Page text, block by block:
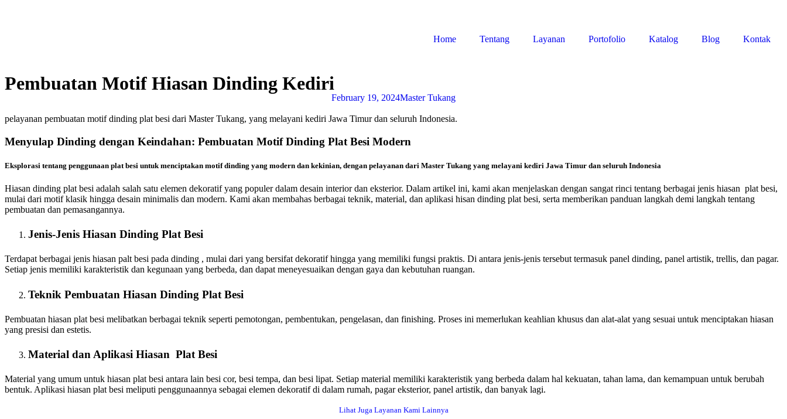
Home Tentang Layanan Portofolio Katalog Blog Kontak
Pembuatan Motif Hiasan Dinding Kediri
February 19, 2024Master Tukang
pelayanan pembuatan motif dinding plat besi dari Master Tukang, yang melayani kediri Jawa Timur dan seluruh Indonesia.
Menyulap Dinding dengan Keindahan: Pembuatan Motif Dinding Plat Besi Modern
Eksplorasi tentang penggunaan plat besi untuk menciptakan motif dinding yang modern dan kekinian, dengan pelayanan dari Master Tukang yang melayani kediri Jawa Timur dan seluruh Indonesia
Hiasan dinding plat besi adalah salah satu elemen dekoratif yang populer dalam desain interior dan eksterior. Dalam artikel ini, kami akan menjelaskan dengan sangat rinci tentang berbagai jenis hiasan plat besi,
mulai dari motif klasik hingga desain minimalis dan modern. Kami akan membahas berbagai teknik, material, dan aplikasi hisan dinding plat besi, serta memberikan panduan langkah demi langkah tentang
pembuatan dan pemasangannya.
Jenis-Jenis Hiasan Dinding Plat Besi
Terdapat berbagai jenis hiasan palt besi pada dinding , mulai dari yang bersifat dekoratif hingga yang memiliki fungsi praktis. Di antara jenis-jenis tersebut termasuk panel dinding, panel artistik, trellis, dan pagar.
Setiap jenis memiliki karakteristik dan kegunaan yang berbeda, dan dapat meneyesuaikan dengan gaya dan kebutuhan ruangan.
Teknik Pembuatan Hiasan Dinding Plat Besi
Pembuatan hiasan plat besi melibatkan berbagai teknik seperti pemotongan, pembentukan, pengelasan, dan finishing. Proses ini memerlukan keahlian khusus dan alat-alat yang sesuai untuk menciptakan hiasan
yang presisi dan estetis.
Material dan Aplikasi Hiasan Plat Besi
Material yang umum untuk hiasan plat besi antara lain besi cor, besi tempa, dan besi lipat. Setiap material memiliki karakteristik yang berbeda dalam hal kekuatan, tahan lama, dan kemampuan untuk berubah
bentuk. Aplikasi hiasan plat besi meliputi penggunaannya sebagai elemen dekoratif di dalam rumah, pagar eksterior, panel artistik, dan banyak lagi.
Lihat Juga Layanan Kami Lainnya